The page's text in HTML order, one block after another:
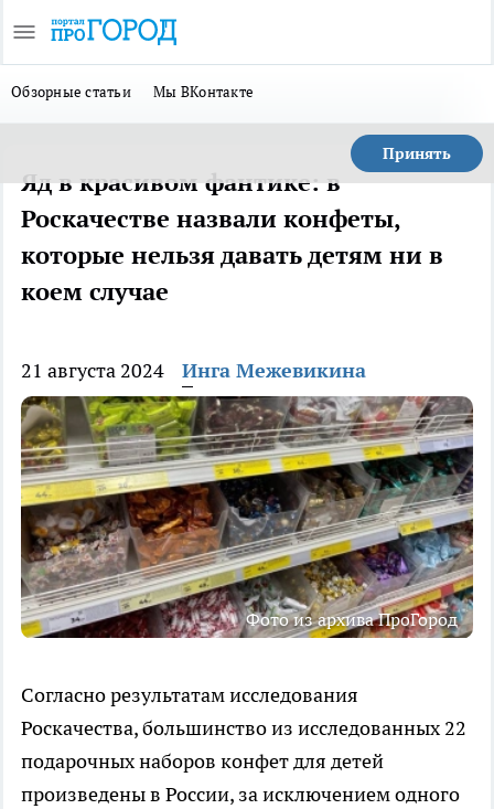
Обзорные статьи Мы ВКонтакте
Принять
Яд в красивом фантике: в
Роскачестве назвали конфеты,
которые нельзя давать детям ни в
коем случае
21 августа 2024 Инга Межевикина
Фото из архива ПроГород
Согласно результатам исследования
Роскачества, большинство из исследованных 22
подарочных наборов конфет для детей
произведены в России, за исключением одного